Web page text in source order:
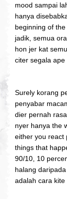
mood sampai
hanya
beginning of
jadik, semua
hon jer kat
citer segala ape
Surely korang
penyabar
dier pernah
nyer hanya the
either you react
things that
90/10, 10
halang
adalah cara kite